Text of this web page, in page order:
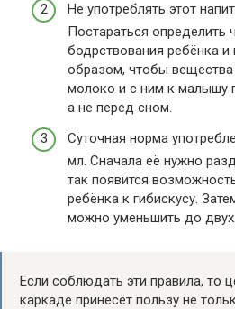
Не употреблять этот
Постараться определить
бодрствования ребёнка и
образом, чтобы вещества
молоко и с ним к малышу
а не перед сном.
Суточная норма
мл. Сначала её нужно
так появится
ребёнка к гибискусу.
можно уменьшить до двух.
Если соблюдать эти правила, то
каркаде принесёт пользу не